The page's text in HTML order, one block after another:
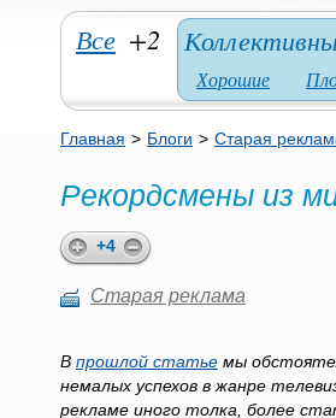
Все +2
Хорошие
Главная > Блоги > Старая
Рекордсмены из
+4
Старая реклама
В прошлой статье мы
немалых успехов в жанре
рекламе иного толка, более